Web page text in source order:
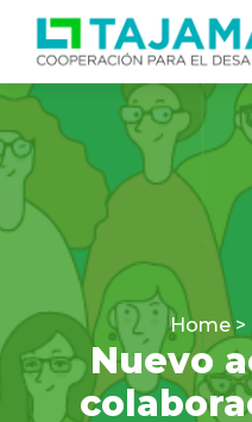
Home >
Nuevo